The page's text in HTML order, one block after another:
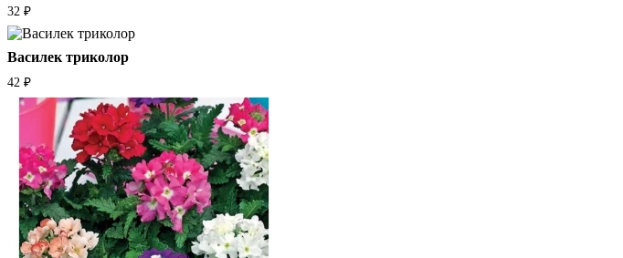
32 ₽
Василек триколор
42 ₽